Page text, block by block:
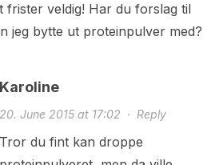
frister veldig! Har du forslag til
jeg bytte ut proteinpulver med?
Karoline
20. June 2015 at 17:02 · Reply
Tror du fint kan droppe